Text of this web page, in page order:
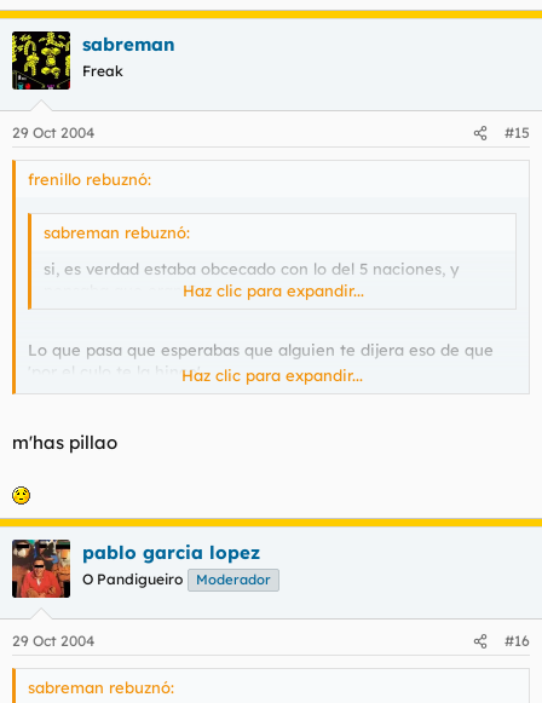
sabreman
Freak
29 Oct 2004 #15
frenillo rebuznó:
sabreman rebuznó:
si, es verdad estaba obcecado con lo del 5 naciones, y
pensaba que eran 5.Haz clic para expandir...
Lo que pasa que esperabas que alguien te dijera eso de que
'por el culo te la hinco'Haz clic para expandir...
m'has pillao
pablo garcia lopez
O Pandigueiro Moderador
29 Oct 2004 #16
sabreman rebuznó: